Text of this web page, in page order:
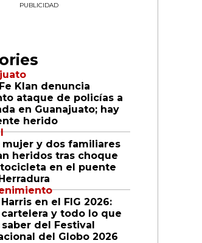
PUBLICIDAD
Klan denuncia
ataque de policías a
en Guanajuato; hay
herido
mujer y dos familiares
heridos tras choque
en el puente
en el FIG 2026:
y todo lo que
del Festival
del Globo 2026